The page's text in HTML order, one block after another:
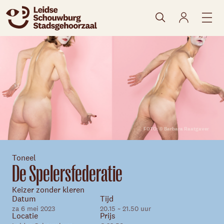
FOTO: © Barbara Raatgaver
naar agenda
Toneel
De Spelersfederatie
Keizer zonder kleren
Datum
za 6 mei 2023
Tijd
20.15 ~ 21.50 uur
Locatie Prijs